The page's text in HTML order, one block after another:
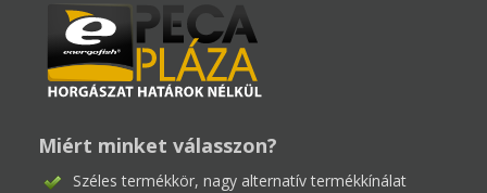
Miért minket válasszon?
Széles termékkör, nagy alternatív termékkínálat